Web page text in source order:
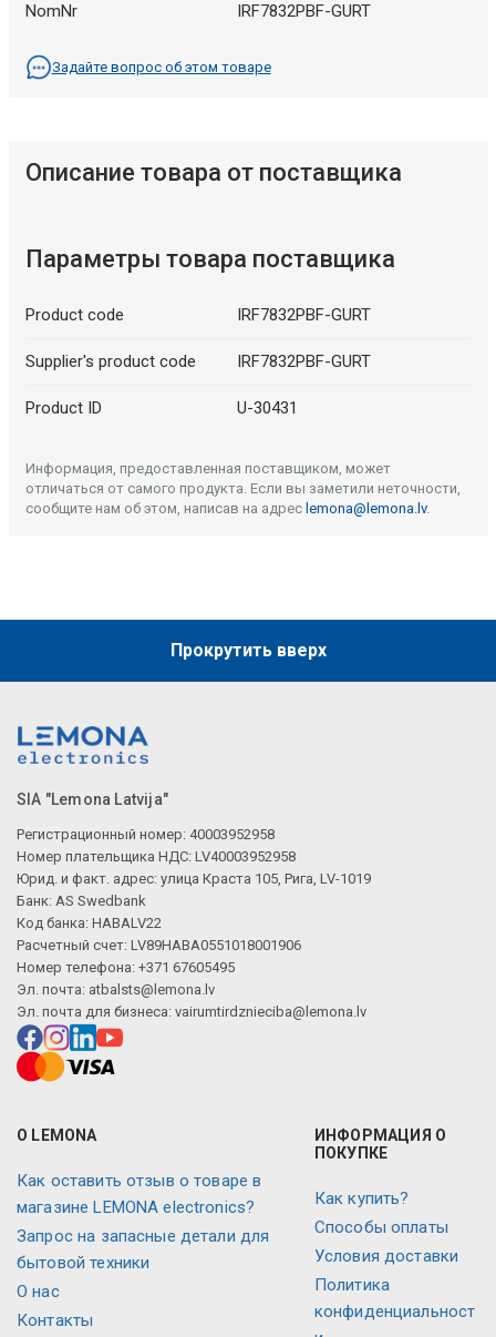
NomNr IRF7832PBF-GURT
Задайте вопрос об этом товаре
Описание товара от поставщика
Параметры товара поставщика
Product code IRF7832PBF-GURT
Supplier's product code IRF7832PBF-GURT
Product ID U-30431
Информация, предоставленная поставщиком, может
отличаться от самого продукта. Если вы заметили неточности,
сообщите нам об этом, написав на адрес lemona@lemona.lv.
Прокрутить вверх
SIA "Lemona Latvija"
Регистрационный номер: 40003952958
Номер плательщика НДС: LV40003952958
Юрид. и факт. адрес: улица Краста 105, Рига, LV-1019
Банк: AS Swedbank
Код банка: HABALV22
Расчетный счет: LV89HABA0551018001906
Номер телефона: +371 67605495
Эл. почта: atbalsts@lemona.lv
Эл. почта для бизнеса: vairumtirdznieciba@lemona.lv
О LEMONA
Как оставить отзыв о товаре в
магазине LEMONA electronics?
Запрос на запасные детали для
бытовой техники
О нас
Контакты
ИНФОРМАЦИЯ О
ПОКУПКЕ
Как купить?
Способы оплаты
Условия доставки
Политика
конфиденциальност